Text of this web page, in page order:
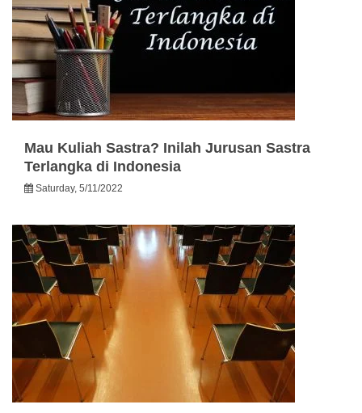
Mau Kuliah Sastra? Inilah Jurusan Sastra
Terlangka di Indonesia
Saturday, 5/11/2022